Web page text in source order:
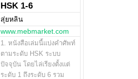
HSK 1-6
สุ่ยหลิน
www.mebmarket.com
1. หนังสือเล่มนี้แบ่งคำศัพท์
ตามระดับ HSK ระบบ
ปัจจุบัน โดยไล่เรียงตั้งแต่
ระดับ 1 ถึงระดับ 6 รวม